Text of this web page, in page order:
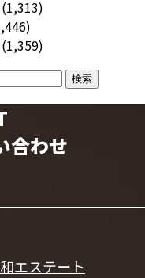
(1,313)
(1,359)
合わせ
エステート